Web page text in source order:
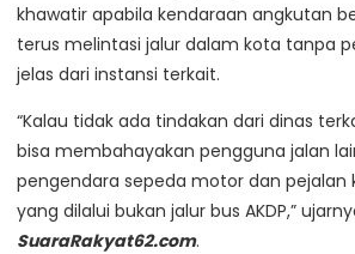
khawatir apabila kendaraan angkutan
terus melintasi jalur dalam kota tanpa
jelas dari instansi terkait.
“Kalau tidak ada tindakan dari dinas
bisa membahayakan pengguna jalan
pengendara sepeda motor dan pejalan
yang dilalui bukan jalur bus AKDP,”
SuaraRakyat62.com.